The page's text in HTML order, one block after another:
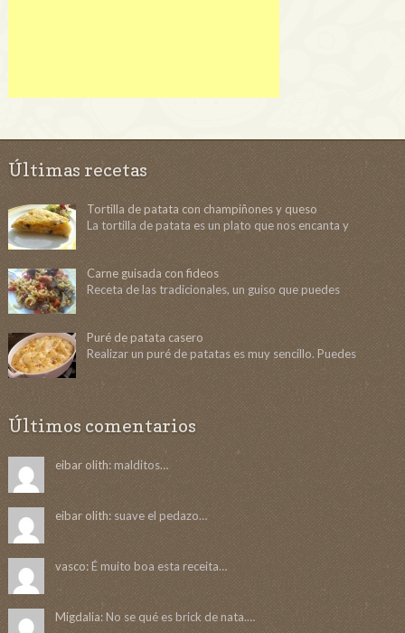
Últimas recetas
Tortilla de patata con champiñones y queso
La tortilla de patata es un plato que nos encanta y
Carne guisada con fideos
Receta de las tradicionales, un guiso que puedes
Puré de patata casero
Realizar un puré de patatas es muy sencillo. Puedes
Últimos comentarios
eibar olith:malditos…
eibar olith:suave el pedazo…
vasco:É muito boa esta receita…
Migdalia:No se qué es brick de nata.…